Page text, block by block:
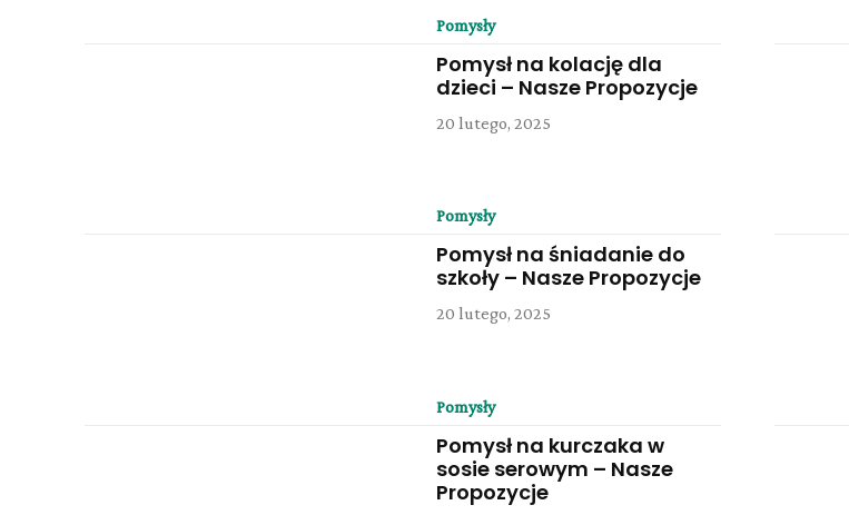
Pomysły
Pomysł na kolację dla
dzieci – Nasze Propozycje
20 lutego, 2025
Pomysły
Pomysł na śniadanie do
szkoły – Nasze Propozycje
20 lutego, 2025
Pomysły
Pomysł na kurczaka w
sosie serowym – Nasze
Propozycje